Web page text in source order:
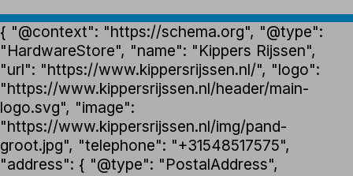
{ "@context": "https://schema.org", "@type":
"HardwareStore", "name": "Kippers Rijssen",
"url": "https://www.kippersrijssen.nl/", "logo":
"https://www.kippersrijssen.nl/header/main-
logo.svg", "image":
"https://www.kippersrijssen.nl/img/pand-
groot.jpg", "telephone": "+31548517575",
"address": { "@type": "PostalAddress",